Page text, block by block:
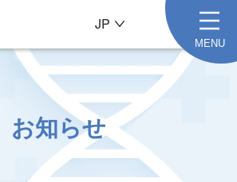
JP
MENU
お知らせ